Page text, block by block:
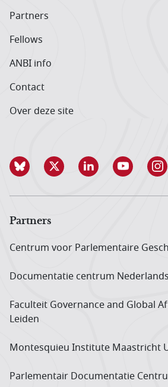
Partners
Fellows
ANBI info
Contact
Over deze site
Partners
Centrum voor Parlementaire
Documentatie centrum
Faculteit Governance and Global
Leiden
Montesquieu Institute Maastricht
Parlementair Documentatie